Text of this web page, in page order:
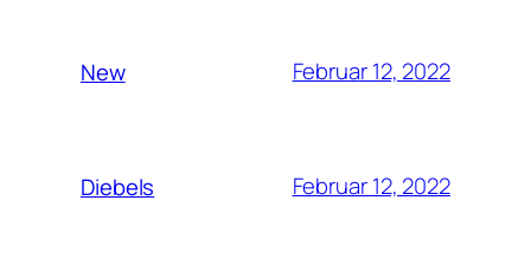
New Februar 12, 2022
Diebels Februar 12, 2022